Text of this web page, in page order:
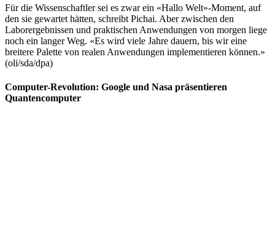
Für die Wissenschaftler sei es zwar ein «Hallo Welt»-Moment, auf
den sie gewartet hätten, schreibt Pichai. Aber zwischen den
Laborergebnissen und praktischen Anwendungen von morgen liege
noch ein langer Weg. «Es wird viele Jahre dauern, bis wir eine
breitere Palette von realen Anwendungen implementieren können.»
(oli/sda/dpa)
Computer-Revolution: Google und Nasa präsentieren
Quantencomputer